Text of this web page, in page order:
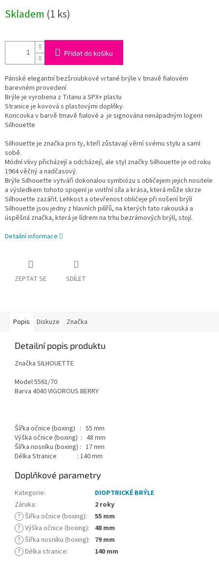
cena:
Skladem (1 ks)
Přidat do košíku
Pánské elegantní bezšroubkové vrtané brýle v tmavě fialovém
barevném provedení
Brýle je vyrobena z Titanu a SPX+ plastu
Stranice je kovová s plastovými doplňky.
Koncovka v barvě tmavě fialové a je signována nenápadným logem
Silhouette
Silhouette je značka pro ty, kteří zůstavají věrní svému stylu a samI
sobě.
Módní vlivy přicházejí a odcházejí, ale styl značky Silhouette je od roku
1964 věčný a nadčasový.
Brýle Silhouette vytváří dokonalou symbiózu s obličejem jejich nositele
a výsledkem tohoto spojení je vnitřní síla a krása, která může skrze
Silhouette zazářit. Lehkost a otevřenost obličeje při nošení brýlí
Silhouette jsou jedny z hlavních pilířů, na kterých tato rakouská a
úspěšná značka, která je lídrem na trhu bezrámových brýlí, stojí.
Detailní informace
ZEPTAT SE SDÍLET
Popis Diskuze Značka
Detailní popis produktu
Značka SILHOUETTE
Model 5561/70
Barva 4040 VIGOROUS BERRY
Šířka očnice (boxing) : 55 mm
Výška očnice (boxing) : 48 mm
Šířka nosníku (boxing) : 17 mm
Délka Stranice : 140 mm
Doplňkové parametry
Kategorie:
DIOPTRICKÉ BRÝLE
Záruka:
2 roky
? Šířka očnice (boxing):
55 mm
? Výška očnice (boxing):
48 mm
? Šířka nosníku (boxing): 79 mm
? Délka stranice: 140 mm